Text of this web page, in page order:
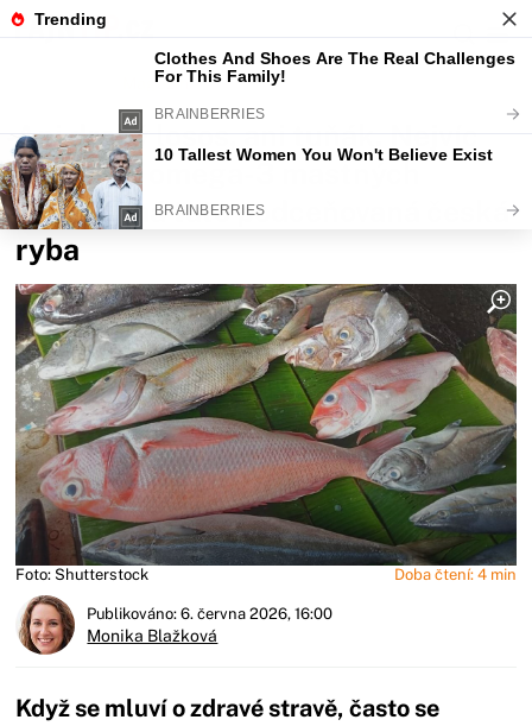
Magazín
Ani drahý losos, ani tuňák. Nejvíc
zdravých omega-3 mastných
kyselin má tato podceňovaná česká
ryba
Foto: Shutterstock Doba čtení: 4 min
Publikováno: 6. června 2026, 16:00
Monika Blažková
Když se mluví o zdravé stravě, často se